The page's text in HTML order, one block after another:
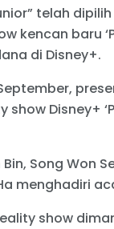
telah
kencan baru
di Disney+.
Disney+
Song Won
menghadiri
show